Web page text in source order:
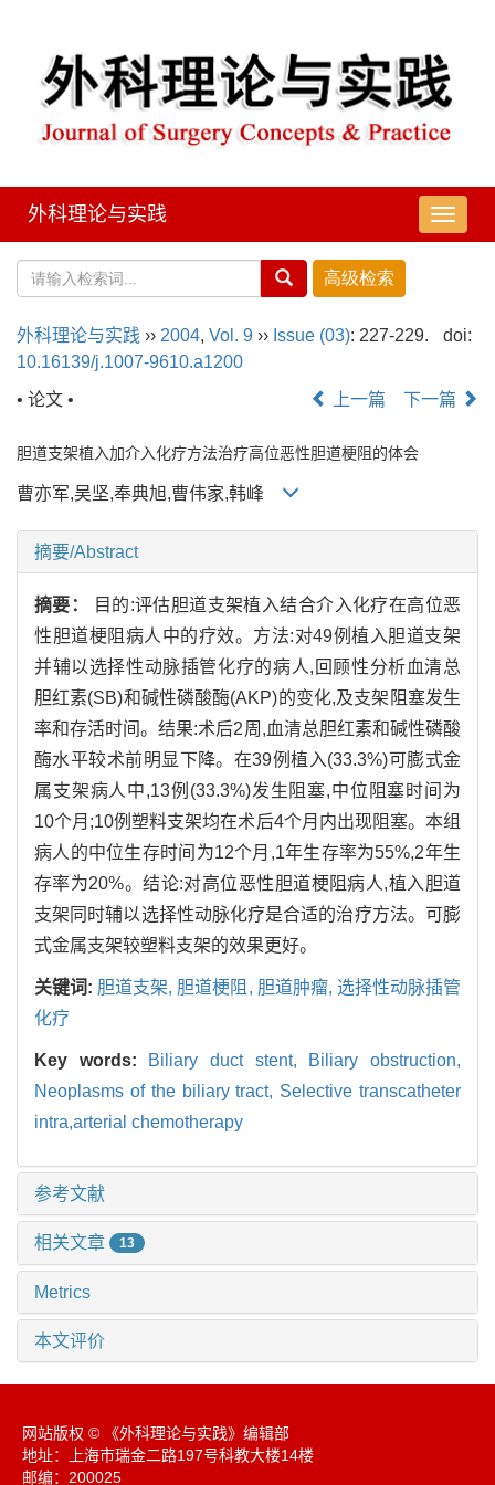
导
航
外科理论与实践
外科理论与实践 ›› 2004, Vol. 9 ›› Issue (03): 227-229.
doi:
10.16139/j.1007-9610.a1200
• 论文 •
上一篇 下一篇
胆道支架植入加介入化疗方法治疗高位恶性胆道梗阻的体会
曹亦军,吴坚,奉典旭,曹伟家,韩峰
摘要/Abstract
摘要：
目的:评估胆道支架植入结合介入化疗在高位恶
性胆道梗阻病人中的疗效。方法:对49例植入胆道支架
并辅以选择性动脉插管化疗的病人,回顾性分析血清总
胆红素(SB)和碱性磷酸酶(AKP)的变化,及支架阻塞发生
率和存活时间。结果:术后2周,血清总胆红素和碱性磷酸
酶水平较术前明显下降。在39例植入(33.3%)可膨式金
属支架病人中,13例(33.3%)发生阻塞,中位阻塞时间为
10个月;10例塑料支架均在术后4个月内出现阻塞。本组
病人的中位生存时间为12个月,1年生存率为55%,2年生
存率为20%。结论:对高位恶性胆道梗阻病人,植入胆道
支架同时辅以选择性动脉化疗是合适的治疗方法。可膨
式金属支架较塑料支架的效果更好。
关键词: 胆道支架, 胆道梗阻, 胆道肿瘤, 选择性动脉插管
化疗
Key words: Biliary duct stent, Biliary obstruction,
Neoplasms of the biliary tract, Selective transcatheter
intra,arterial chemotherapy
参考文献
相关文章 13
Metrics
本文评价
网站版权 © 《外科理论与实践》编辑部
地址：上海市瑞金二路197号科教大楼14楼
邮编：200025